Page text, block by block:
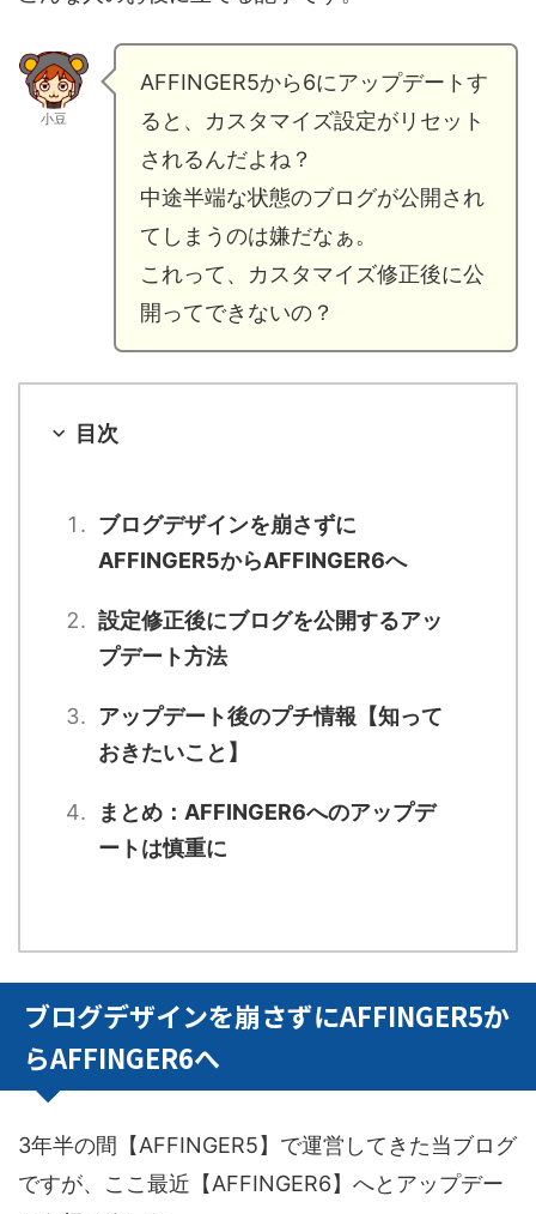
小豆
AFFINGER5から6にアップデートす
ると、カスタマイズ設定がリセット
されるんだよね？
中途半端な状態のブログが公開され
てしまうのは嫌だなぁ。
これって、カスタマイズ修正後に公
開ってできないの？
目次
ブログデザインを崩さずに
AFFINGER5からAFFINGER6へ
設定修正後にブログを公開するアッ
プデート方法
アップデート後のプチ情報【知って
おきたいこと】
まとめ：AFFINGER6へのアップデ
ートは慎重に
ブログデザインを崩さずにAFFINGER5か
らAFFINGER6へ
3年半の間【AFFINGER5】で運営してきた当ブログ
ですが、ここ最近【AFFINGER6】へとアップデー